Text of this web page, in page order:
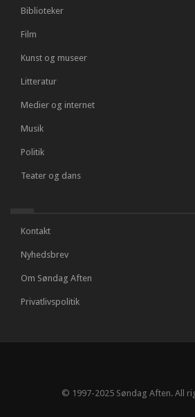
Biblioteker
Film
Kunst og museer
Litteratur
Medier og internet
Musik
Politik
Teater og dans
Kontakt
Nyhedsbrev
Om Søndag Aften
Privatlivspolitik
© 1997-2025 Søndag Aften. All